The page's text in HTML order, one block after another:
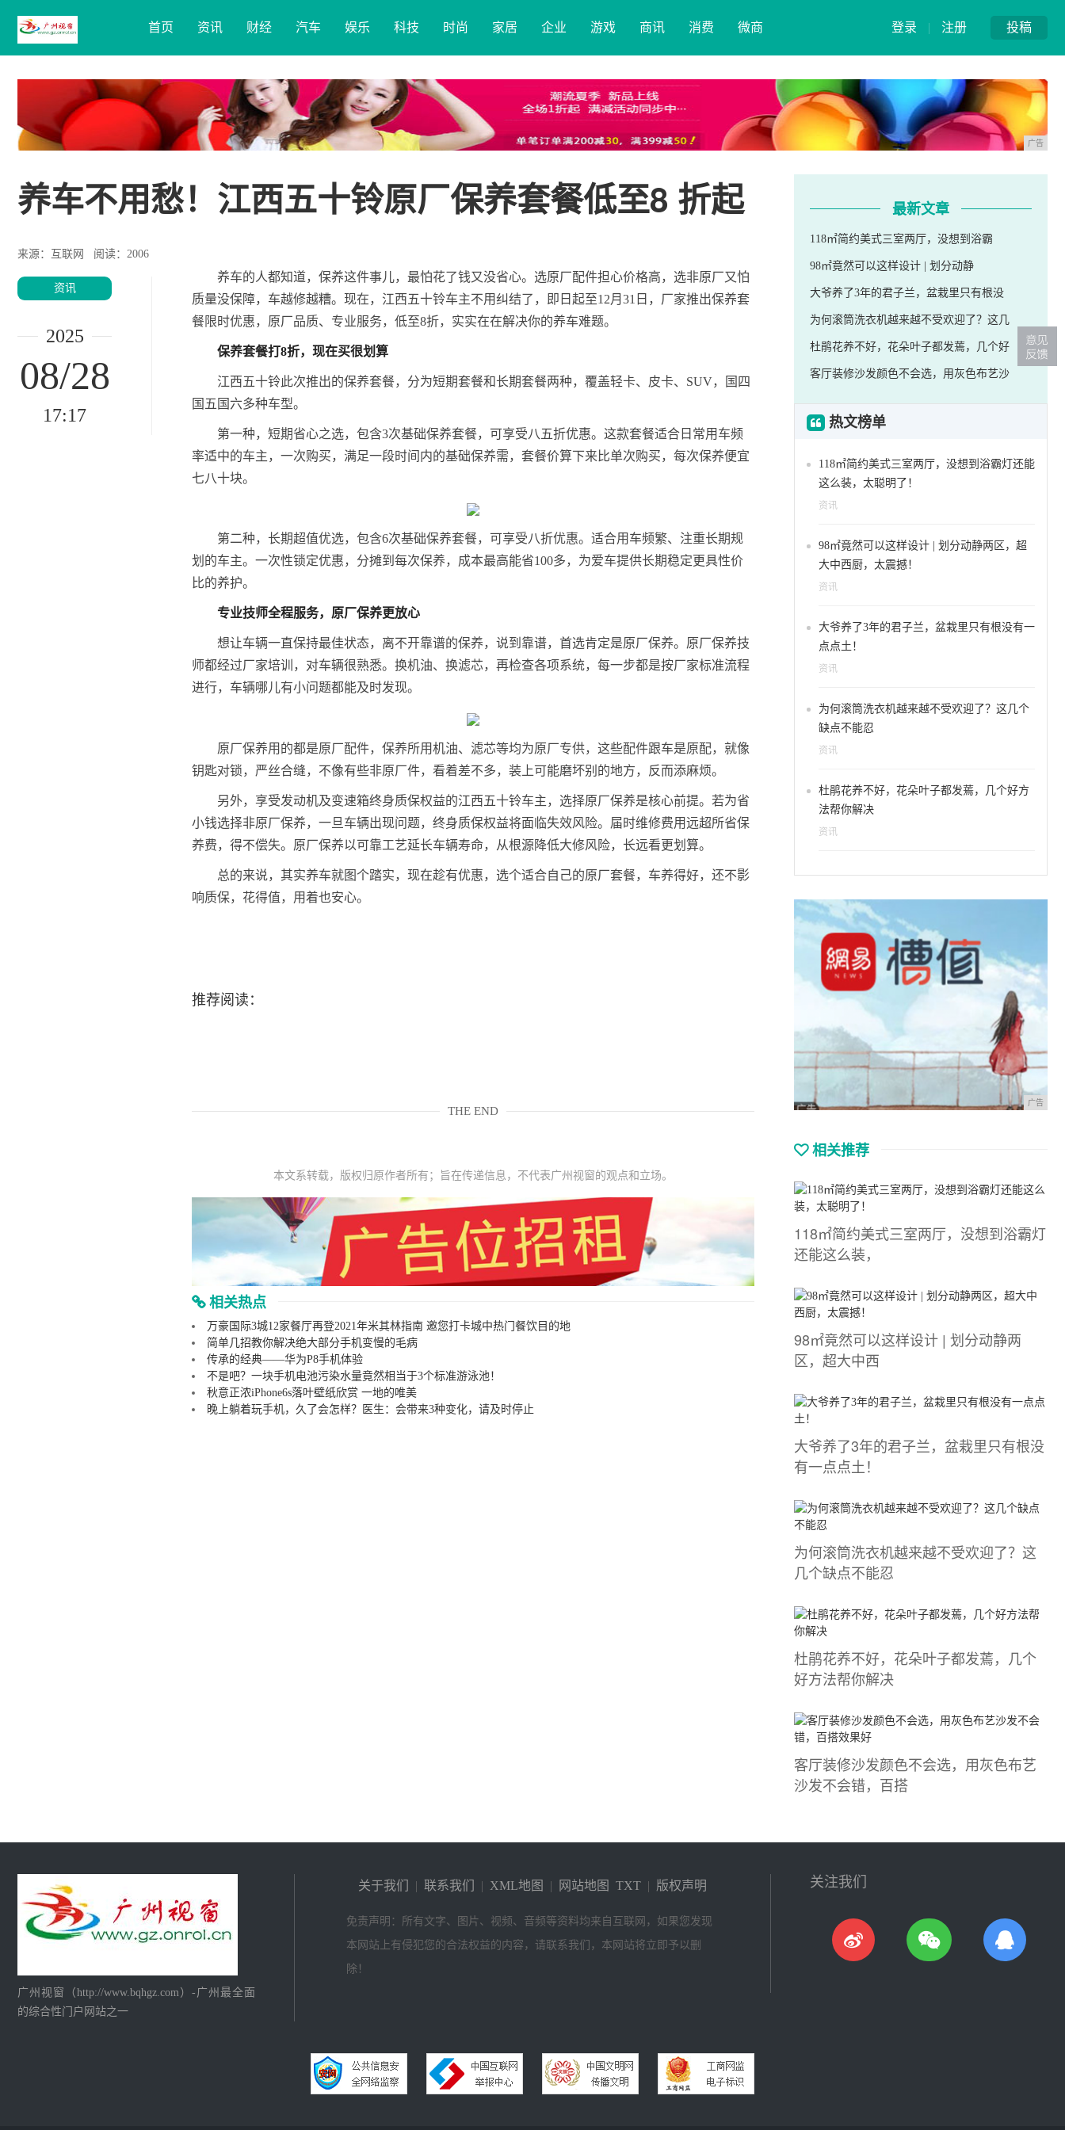
投稿
登录 | 注册
首页 资讯 财经 汽车 娱乐 科技 时尚 家居 企业 游戏 商讯 消费 微商
广告
养车不用愁！江西五十铃原厂保养套餐低至8 折起
来源：互联网 阅读：2006
资讯
2025
08/28
17:17
养车的人都知道，保养这件事儿，最怕花了钱又没省心。选原厂配件担心价格高，选非原厂又怕
质量没保障，车越修越糟。现在，江西五十铃车主不用纠结了，即日起至12月31日，厂家推出保养套
餐限时优惠，原厂品质、专业服务，低至8折，实实在在解决你的养车难题。
保养套餐打8折，现在买很划算
江西五十铃此次推出的保养套餐，分为短期套餐和长期套餐两种，覆盖轻卡、皮卡、SUV，国四
国五国六多种车型。
第一种，短期省心之选，包含3次基础保养套餐，可享受八五折优惠。这款套餐适合日常用车频
率适中的车主，一次购买，满足一段时间内的基础保养需，套餐价算下来比单次购买，每次保养便宜
七八十块。
第二种，长期超值优选，包含6次基础保养套餐，可享受八折优惠。适合用车频繁、注重长期规
划的车主。一次性锁定优惠，分摊到每次保养，成本最高能省100多，为爱车提供长期稳定更具性价
比的养护。
专业技师全程服务，原厂保养更放心
想让车辆一直保持最佳状态，离不开靠谱的保养，说到靠谱，首选肯定是原厂保养。原厂保养技
师都经过厂家培训，对车辆很熟悉。换机油、换滤芯，再检查各项系统，每一步都是按厂家标准流程
进行，车辆哪儿有小问题都能及时发现。
原厂保养用的都是原厂配件，保养所用机油、滤芯等均为原厂专供，这些配件跟车是原配，就像
钥匙对锁，严丝合缝，不像有些非原厂件，看着差不多，装上可能磨坏别的地方，反而添麻烦。
另外，享受发动机及变速箱终身质保权益的江西五十铃车主，选择原厂保养是核心前提。若为省
小钱选择非原厂保养，一旦车辆出现问题，终身质保权益将面临失效风险。届时维修费用远超所省保
养费，得不偿失。原厂保养以可靠工艺延长车辆寿命，从根源降低大修风险，长远看更划算。
总的来说，其实养车就图个踏实，现在趁有优惠，选个适合自己的原厂套餐，车养得好，还不影
响质保，花得值，用着也安心。
推荐阅读：
THE END
本文系转载，版权归原作者所有；旨在传递信息，不代表广州视窗的观点和立场。
相关热点
万豪国际3城12家餐厅再登2021年米其林指南 邀您打卡城中热门餐饮目的地
简单几招教你解决绝大部分手机变慢的毛病
传承的经典——华为P8手机体验
不是吧？一块手机电池污染水量竟然相当于3个标准游泳池！
秋意正浓iPhone6s落叶壁纸欣赏 一地的唯美
晚上躺着玩手机，久了会怎样？医生：会带来3种变化，请及时停止
最新文章
118㎡简约美式三室两厅，没想到浴霸
98㎡竟然可以这样设计 | 划分动静
大爷养了3年的君子兰，盆栽里只有根没
为何滚筒洗衣机越来越不受欢迎了？这几
杜鹃花养不好，花朵叶子都发蔫，几个好
客厅装修沙发颜色不会选，用灰色布艺沙
热文榜单
118㎡简约美式三室两厅，没想到浴霸灯还能
这么装，太聪明了！
资讯
98㎡竟然可以这样设计 | 划分动静两区，超
大中西厨，太震撼！
资讯
大爷养了3年的君子兰，盆栽里只有根没有一
点点土！
资讯
为何滚筒洗衣机越来越不受欢迎了？这几个
缺点不能忍
资讯
杜鹃花养不好，花朵叶子都发蔫，几个好方
法帮你解决
资讯
广告
相关推荐
118㎡简约美式三室两厅，没想到浴霸灯
还能这么装，
98㎡竟然可以这样设计 | 划分动静两
区，超大中西
大爷养了3年的君子兰，盆栽里只有根没
有一点点土！
为何滚筒洗衣机越来越不受欢迎了？这
几个缺点不能忍
杜鹃花养不好，花朵叶子都发蔫，几个
好方法帮你解决
客厅装修沙发颜色不会选，用灰色布艺
沙发不会错，百搭
广州视窗（http://www.bqhgz.com）-广州最全面
的综合性门户网站之一
关于我们 | 联系我们 | XML地图 | 网站地图 TXT | 版权声明
免责声明：所有文字、图片、视频、音频等资料均来自互联网，如果您发现
本网站上有侵犯您的合法权益的内容，请联系我们，本网站将立即予以删
除！
关注我们